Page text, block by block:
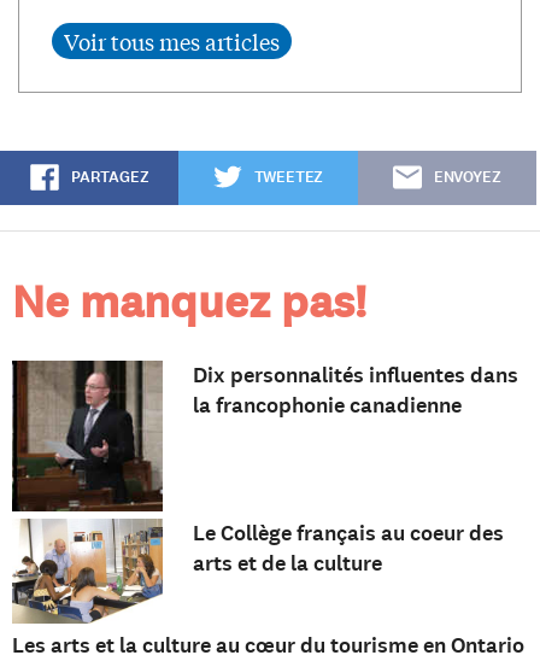
PARTAGEZ TWEETEZ ENVOYEZ
Ne manquez pas!
Dix personnalités influentes dans
la francophonie canadienne
Le Collège français au coeur des
arts et de la culture
Les arts et la culture au cœur du tourisme en Ontario